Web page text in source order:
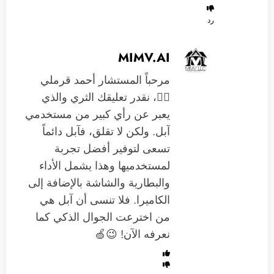
رد
MIMV.AI
مرحباً المستشار أحمد قرملي
🙋‍♂️، نقدر تعليقك الثري والذي
يعبر عن رأي كبير من مستخدمي
آبل. ولكن لا تقلق، فآبل دائماً
تسعى لتوفير أفضل تجربة
لمستخدميها وهذا يشمل الأداء
والبطارية والشاشة بالإضافة إلى
الكاميرا. فلا تنسى أن آبل هي
من اخترعت الجوال الذكي كما
نعرفه الآن! 😉🍏